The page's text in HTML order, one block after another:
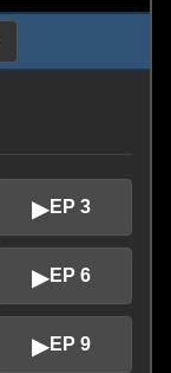
▶EP 3
▶EP 6
▶EP 9